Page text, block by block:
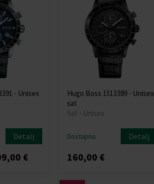
- Unisex
Detalj
€
Hugo Boss 1513389 - Unisex
sat
Sat - Unisex
Dostupno Detalj
160,00 €